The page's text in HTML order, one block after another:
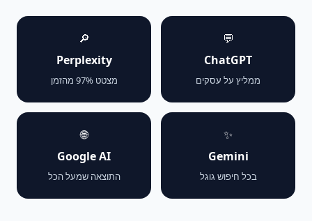
💬
ChatGPT
ממליץ על עסקים
🔎
Perplexity
מצטט 97% מהזמן
✨
Gemini
בכל חיפוש גוגל
🌐
Google AI
התוצאה שמעל הכל